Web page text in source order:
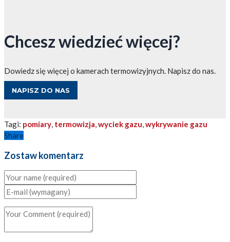
Chcesz wiedzieć więcej?
Dowiedz się więcej o kamerach termowizyjnych. Napisz do nas.
NAPISZ DO NAS
Tagi: pomiary termowizja wyciek gazu wykrywanie gazu
Share
Zostaw komentarz